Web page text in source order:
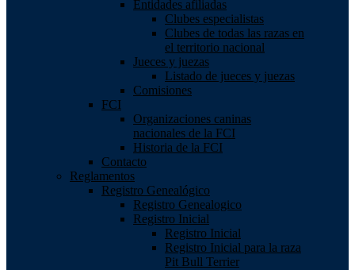
Entidades afiliadas
Clubes especialistas
Clubes de todas las razas en
el territorio nacional
Jueces y juezas
Listado de jueces y juezas
Comisiones
FCI
Organizaciones caninas
nacionales de la FCI
Historia de la FCI
Contacto
Reglamentos
Registro Genealógico
Registro Genealogico
Registro Inicial
Registro Inicial
Registro Inicial para la raza
Pit Bull Terrier